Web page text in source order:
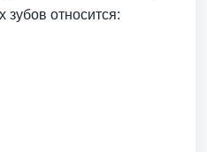
относится: